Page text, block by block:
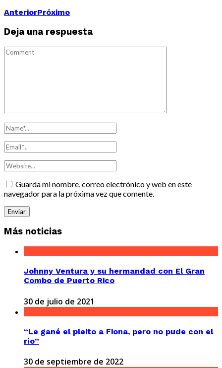
AnteriorPróximo
Deja una respuesta
Guarda mi nombre, correo electrónico y web en este
navegador para la próxima vez que comente.
Más noticias
Johnny Ventura y su hermandad con El Gran
Combo de Puerto Rico
30 de julio de 2021
“Le gané el pleito a Fiona, pero no pude con el
río”
30 de septiembre de 2022